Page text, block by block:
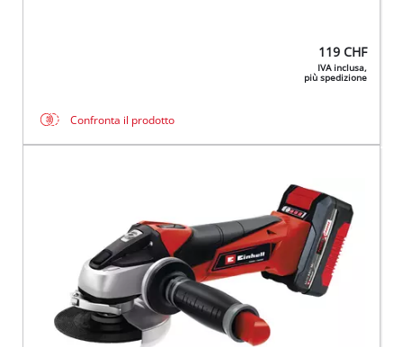
119 CHF
IVA inclusa,
più spedizione
Confronta il prodotto